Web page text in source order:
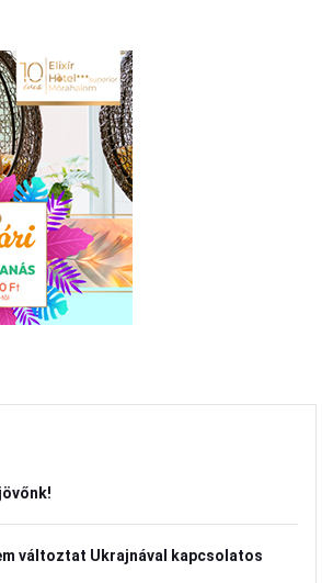
változtat Ukrajnával kapcsolatos